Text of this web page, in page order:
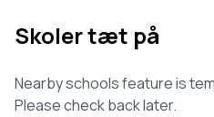
Skoler tæt på
Nearby schools feature is
Please check back later.